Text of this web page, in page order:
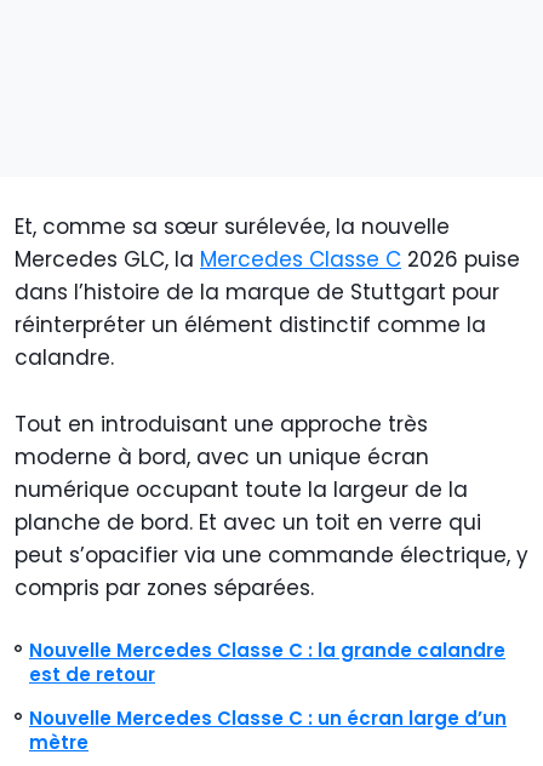
Et, comme sa sœur surélevée, la nouvelle
Mercedes GLC, la Mercedes Classe C 2026 puise
dans l’histoire de la marque de Stuttgart pour
réinterpréter un élément distinctif comme la
calandre.
Tout en introduisant une approche très
moderne à bord, avec un unique écran
numérique occupant toute la largeur de la
planche de bord. Et avec un toit en verre qui
peut s’opacifier via une commande électrique, y
compris par zones séparées.
Nouvelle Mercedes Classe C : la grande calandre
est de retour
Nouvelle Mercedes Classe C : un écran large d’un
mètre